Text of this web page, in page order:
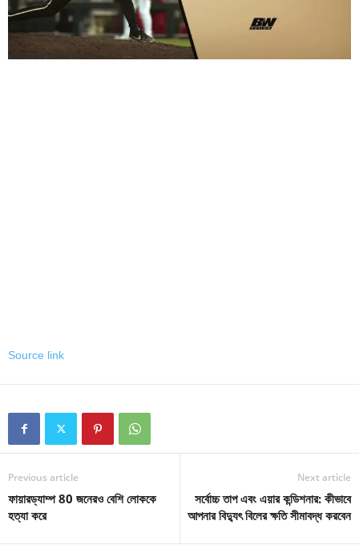
Source link
Previous article
ফায়ারড্যাম্প 80 জনেরও বেশি লোককে
হত্যা করে
Next article
সর্বোচ্চ তাপ এবং এয়ার কন্ডিশনার: কীভাবে
আপনার বিদ্যুৎ বিলের ক্ষতি সীমাবদ্ধ করবেন